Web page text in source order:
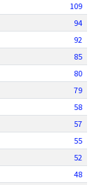
109
94
92
85
80
79
58
57
55
52
48